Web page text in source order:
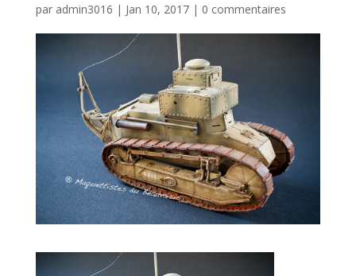
par admin3016 | Jan 10, 2017| 0 commentaires